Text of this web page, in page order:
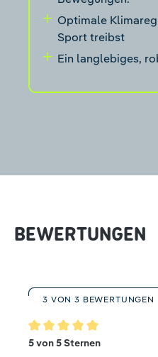
Optimale
Sport treibst
Ein langlebiges,
BEWERTUNGEN
3 VON 3 BEWERTUNGEN
Durchschnittliche
5 von 5 Sternen